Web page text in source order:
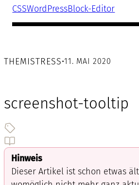
CSSWordPressBlock-Editor
THEMISTRESS•11. MAI 2020
screenshot-tooltip
Hinweis
Dieser Artikel ist schon etwas